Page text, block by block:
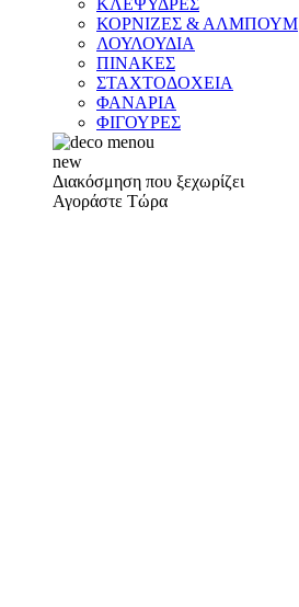
ΚΛΕΨΥΔΡΕΣ
ΚΟΡΝΙΖΕΣ & ΑΛΜΠΟΥΜ
ΛΟΥΛΟΥΔΙΑ
ΠΙΝΑΚΕΣ
ΣΤΑΧΤΟΔΟΧΕΙΑ
ΦΑΝΑΡΙΑ
ΦΙΓΟΥΡΕΣ
new
Διακόσμηση που ξεχωρίζει
Αγοράστε Τώρα